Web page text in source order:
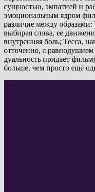
сущностью, эмпатией и
эмоциональным ядром
различие между
выбирая слова, ее
внутренняя боль; Тесса,
отточенно, с равнодушием
дуальность придает
больше, чем просто еще